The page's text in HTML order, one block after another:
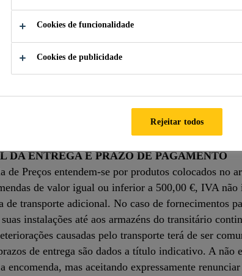
ser previamente confirmadas por escrito. Todas as
sobre quaisquer “Condições Gerais” de
os que constam da Tabela de Preços da Sika em
que outros tenham sido aceites e confirmados por
se o direito de aplicar uma taxa de custos
via e-shop onde o limiar de aplicação da taxa é
ou alterar os seus preços de venda e condições
DA ENTREGA E PRAZO DE PAGAMENTO
de Preços entendem-se por produtos colocados
de valor igual ou inferior a 500,00 €, IVA
de transporte adicional. No caso de fornecimentos
instalações até aos armazéns do transitário
causadas pelo transporte terá de ser
de entrega são dados a título indicativo. A
encomenda, mas aceitando expressamente
Cookies de funcionalidade
Cookies de publicidade
Rejeitar todos